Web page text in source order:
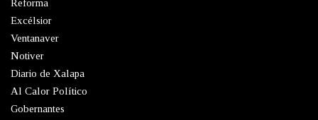
Reforma
Excélsior
Ventanaver
Notiver
Diario de Xalapa
Al Calor Político
Gobernantes